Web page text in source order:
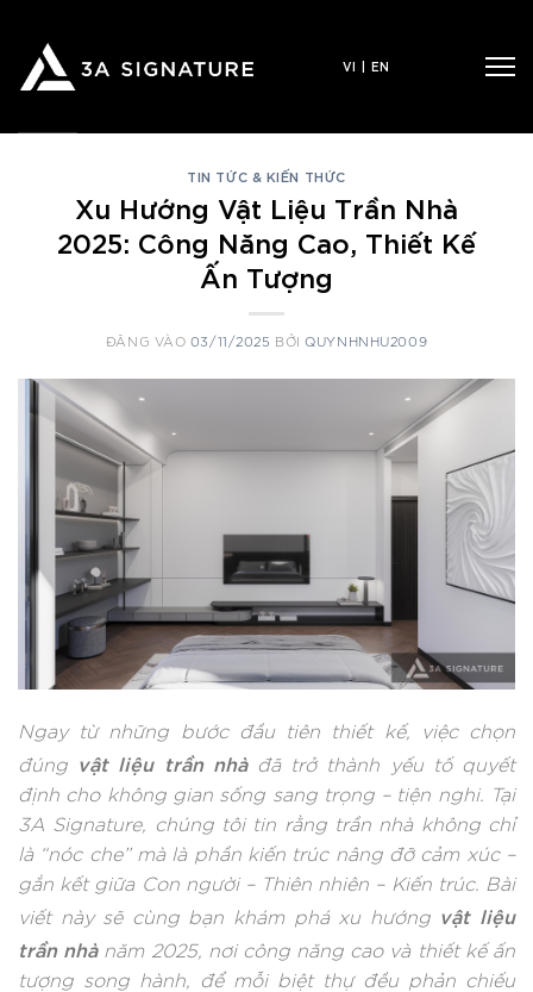
nội
VI | EN
TIN TỨC & KIẾN THỨC
Xu Hướng Vật Liệu Trần Nhà
2025: Công Năng Cao, Thiết Kế
Ấn Tượng
ĐĂNG VÀO 03/11/2025 BỞIQUYNHNHU2009
Ngay từ những bước đầu tiên thiết kế, việc chọn
đúng
vật liệu trần nhàđã trở thành yếu tố quyết
định cho không gian sống sang trọng – tiện nghi. Tại
3A Signature, chúng tôi tin rằng trần nhà không chỉ
là “nóc che” mà là phần kiến trúc nâng đỡ cảm xúc –
gắn kết giữa Con người – Thiên nhiên – Kiến trúc. Bài
viết này sẽ cùng bạn khám phá xu hướng vật liệu
trần nhànăm 2025, nơi công năng cao và thiết kế ấn
tượng song hành, để mỗi biệt thự đều phản chiếu